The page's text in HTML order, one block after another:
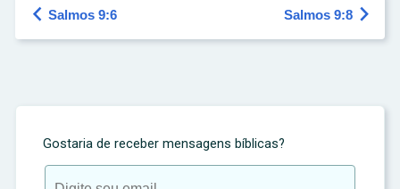
 Salmos 9:6 Salmos 9:8 
Gostaria de receber mensagens bíblicas?